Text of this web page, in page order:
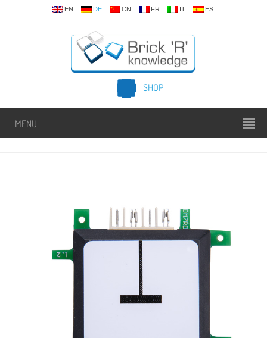
EN DE CN FR IT ES
SHOP
MENU